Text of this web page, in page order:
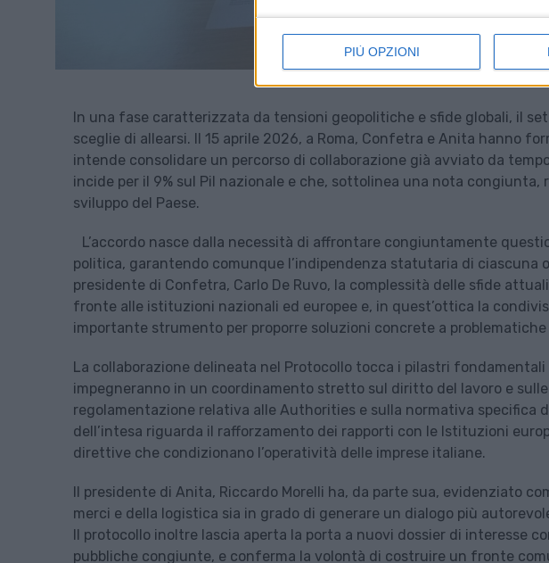
PIÙ OPZIONI
In una fase caratterizzata da tensioni geopolitiche e sfide globali, il
sceglie di allearsi. Il 15 aprile 2026, a Roma, Confetra e Anita hanno
intende consolidare un percorso di collaborazione già avviato da
incide per il 9% sul Pil nazionale e che, sottolinea una nota
sviluppo del Paese.
L’accordo nasce dalla necessità di affrontare congiuntamente
politica, garantendo comunque l’indipendenza statutaria di ciascuna
presidente di Confetra, Carlo De Ruvo, la complessità delle sfide
fronte alle istituzioni nazionali ed europee e, in quest’ottica la
importante strumento per proporre soluzioni concrete a
La collaborazione delineata nel Protocollo tocca i pilastri
impegneranno in un coordinamento stretto sul diritto del lavoro e
regolamentazione relativa alle Authorities e sulla normativa specifica
dell’intesa riguarda il rafforzamento dei rapporti con le Istituzioni
direttive che condizionano l’operatività delle imprese italiane.
Il presidente di Anita, Riccardo Morelli ha, da parte sua, evidenziato
merci e della logistica sia in grado di generare un dialogo più
Il protocollo inoltre lascia aperta la porta a nuovi dossier di interesse
pubbliche congiunte, e conferma la volontà di costruire un fronte